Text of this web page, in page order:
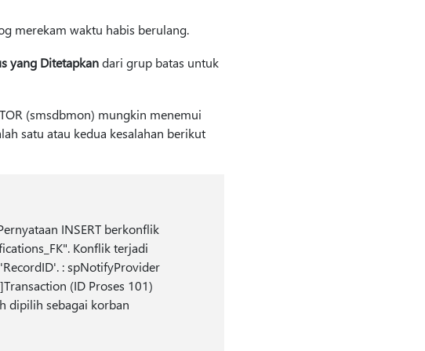
merekam waktu habis berulang.
yang Ditetapkandari grup batas untuk
(smsdbmon) mungkin menemui
satu atau kedua kesalahan berikut
INSERT berkonflik
Konflik terjadi
: spNotifyProvider
(ID Proses 101)
dipilih sebagai korban